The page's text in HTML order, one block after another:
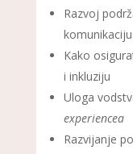
Razvoj
komunikaciju
Kako
i inkluziju
Uloga
experiencea
Razvijanje